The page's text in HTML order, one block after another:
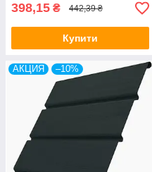
398,15 ₴ 442,39 ₴
Купити
АКЦИЯ –10%